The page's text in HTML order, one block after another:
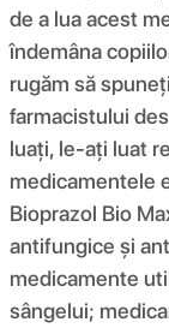
de a lua acest
îndemâna
rugăm să
farmacistului
luați, le-ați luat
medicamentele
Bioprazol Bio
antifungice și
medicamente
sângelui;